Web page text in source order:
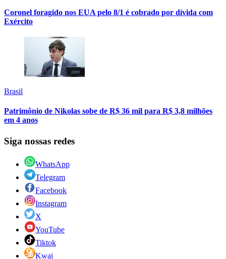
Coronel foragido nos EUA pelo 8/1 é cobrado por dívida com
Exército
Brasil
Patrimônio de Nikolas sobe de R$ 36 mil para R$ 3,8 milhões
em 4 anos
Siga nossas redes
WhatsApp
Telegram
Facebook
Instagram
X
YouTube
Tiktok
Kwai